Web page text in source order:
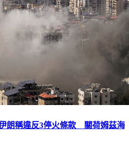
朗稱違反3停火條款 關荷姆茲海